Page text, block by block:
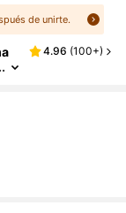
de unirte.
4.96 (100+)